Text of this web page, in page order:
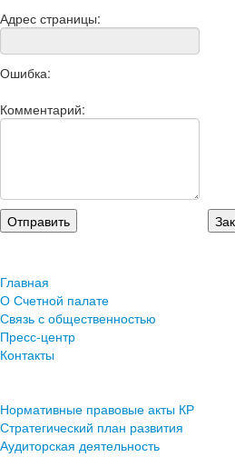
Адрес страницы:
Ошибка:
Комментарий:
Главная
О Счетной палате
Связь с общественностью
Пресс-центр
Контакты
Нормативные правовые акты КР
Стратегический план развития
Аудиторская деятельность